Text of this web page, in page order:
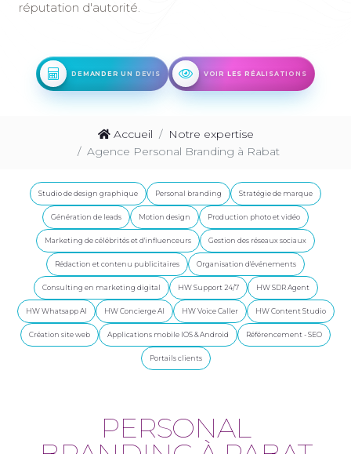
réputation d'autorité.
DEMANDER UN DEVIS VOIR LES RÉALISATIONS
Accueil
Notre expertise
Agence Personal Branding à Rabat
Studio de design graphique Personal branding Stratégie de marque
Génération de leads Motion design Production photo et vidéo
Marketing de célébrités et d'influenceurs Gestion des réseaux sociaux
Rédaction et contenu publicitaires Organisation d'événements
Consulting en marketing digital HW Support 24/7 HW SDR Agent
HW Whatsapp AI HW Concierge AI HW Voice Caller HW Content Studio
Création site web Applications mobile IOS & Android Référencement - SEO
Portails clients
PERSONAL